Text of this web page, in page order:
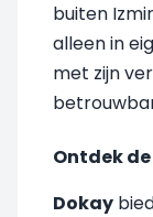
buiten
alleen in
met zijn
Ontdek
Dokay